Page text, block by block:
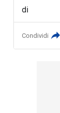
di
Condividi